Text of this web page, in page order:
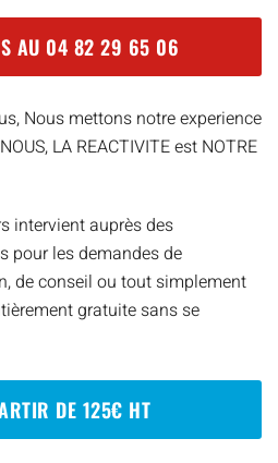
AU 04 82 29 65 06
Nous mettons notre experience
LA REACTIVITE est NOTRE
intervient auprès des
pour les demandes de
de conseil ou tout simplement
gratuite sans se
DE 125€ HT